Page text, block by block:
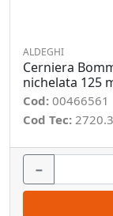
ALDEGHI
Cerniera
nichelata 125
Cod: 00466561
Cod Tec:
−